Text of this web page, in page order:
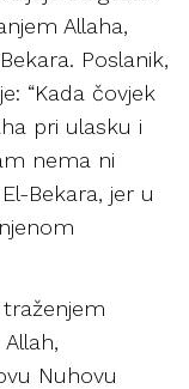
Allaha,
Poslanik,
“Kada čovjek
pri ulasku i
nema ni
Bekara, jer u
Nuhovu